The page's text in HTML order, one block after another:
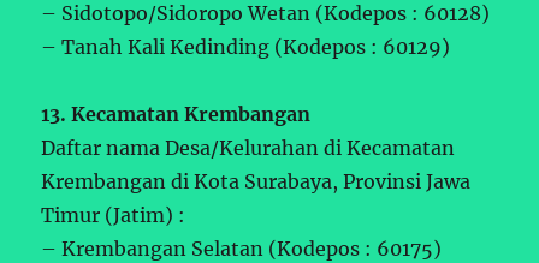
– Sidotopo/Sidoropo Wetan (Kodepos : 60128)
– Tanah Kali Kedinding (Kodepos : 60129)
13. Kecamatan Krembangan
Daftar nama Desa/Kelurahan di Kecamatan
Krembangan di Kota Surabaya, Provinsi Jawa
Timur (Jatim) :
– Krembangan Selatan (Kodepos : 60175)